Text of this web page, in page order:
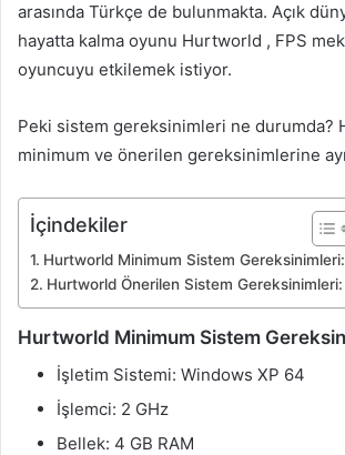
arasında Türkçe de bulunmakta. Açık
hayatta kalma oyunu Hurtworld , FPS
oyuncuyu etkilemek istiyor.
Peki sistem gereksinimleri ne durumda?
minimum ve önerilen gereksinimlerine
İçindekiler
Hurtworld Minimum Sistem Gereksinimleri:
Hurtworld Önerilen Sistem Gereksinimleri:
Hurtworld Minimum Sistem
İşletim Sistemi: Windows XP 64
İşlemci: 2 GHz
Bellek: 4 GB RAM